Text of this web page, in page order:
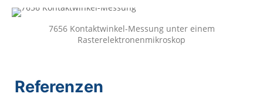
7656 Kontaktwinkel-Messung unter einem
Rasterelektronenmikroskop
Referenzen